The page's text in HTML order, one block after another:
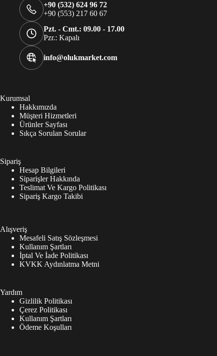
+90 (532) 624 96 72
+90 (553) 217 60 67
Pzt. - Cmt.: 09.00 - 17.00
Pzr.: Kapalı
info@olukmarket.com
Kurumsal
Hakkımızda
Müşteri Hizmetleri
Ürünler Sayfası
Sıkça Sorulan Sorular
Sipariş
Hesap Bilgileri
Siparişler Hakkında
Teslimat Ve Kargo Politikası
Sipariş Kargo Takibi
Alışveriş
Mesafeli Satış Sözleşmesi
Kullanım Şartları
İptal Ve İade Politikası
KVKK Aydınlatma Metni
Yardım
Gizlilik Politikası
Çerez Politikası
Kullanım Şartları
Ödeme Koşulları